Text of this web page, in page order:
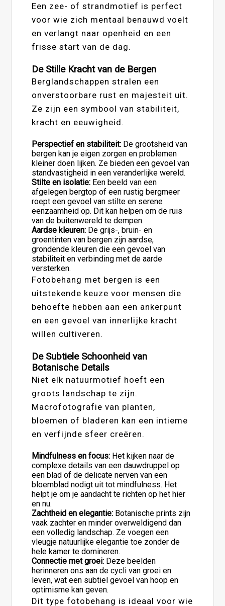
Een zee- of strandmotief is perfect
voor wie zich mentaal benauwd voelt
en verlangt naar openheid en een
frisse start van de dag.
De Stille Kracht van de Bergen
Berglandschappen stralen een
onverstoorbare rust en majesteit uit.
Ze zijn een symbool van stabiliteit,
kracht en eeuwigheid.
Perspectief en stabiliteit: De grootsheid van
bergen kan je eigen zorgen en problemen
kleiner doen lijken. Ze bieden een gevoel van
standvastigheid in een veranderlijke wereld.
Stilte en isolatie: Een beeld van een
afgelegen bergtop of een rustig bergmeer
roept een gevoel van stilte en serene
eenzaamheid op. Dit kan helpen om de ruis
van de buitenwereld te dempen.
Aardse kleuren: De grijs-, bruin- en
groentinten van bergen zijn aardse,
grondende kleuren die een gevoel van
stabiliteit en verbinding met de aarde
versterken.
Fotobehang met bergen is een
uitstekende keuze voor mensen die
behoefte hebben aan een ankerpunt
en een gevoel van innerlijke kracht
willen cultiveren.
De Subtiele Schoonheid van
Botanische Details
Niet elk natuurmotief hoeft een
groots landschap te zijn.
Macrofotografie van planten,
bloemen of bladeren kan een intieme
en verfijnde sfeer creëren.
Mindfulness en focus: Het kijken naar de
complexe details van een dauwdruppel op
een blad of de delicate nerven van een
bloemblad nodigt uit tot mindfulness. Het
helpt je om je aandacht te richten op het hier
en nu.
Zachtheid en elegantie: Botanische prints zijn
vaak zachter en minder overweldigend dan
een volledig landschap. Ze voegen een
vleugje natuurlijke elegantie toe zonder de
hele kamer te domineren.
Connectie met groei: Deze beelden
herinneren ons aan de cycli van groei en
leven, wat een subtiel gevoel van hoop en
optimisme kan geven.
Dit type fotobehang is ideaal voor wie